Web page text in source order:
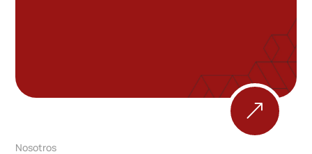
&
Nosotros